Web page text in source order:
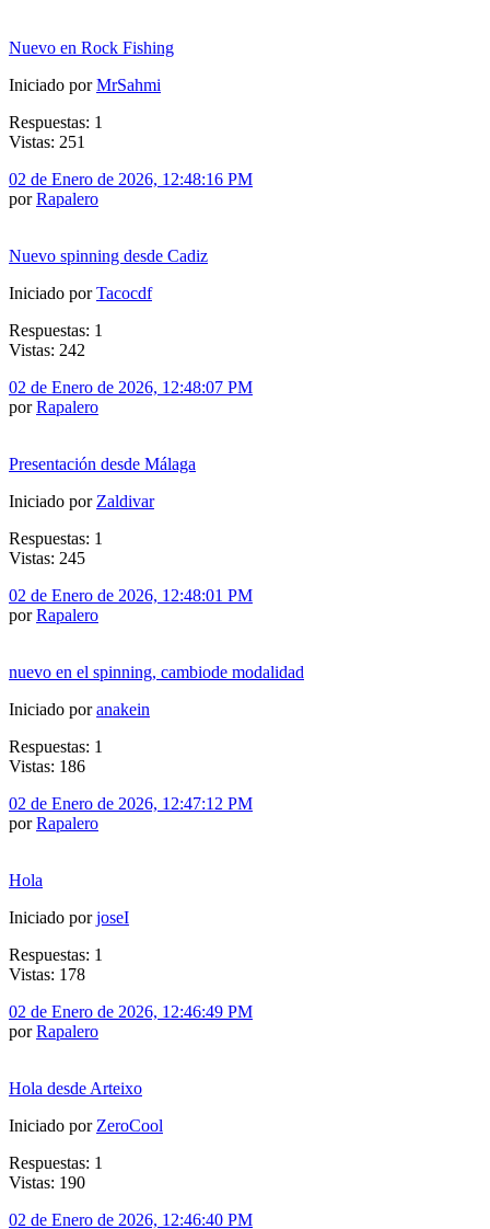
Nuevo en Rock Fishing
Iniciado porMrSahmi
Respuestas: 1
Vistas: 251
02 de Enero de 2026, 12:48:16 PM
porRapalero
Nuevo spinning desde Cadiz
Iniciado porTacocdf
Respuestas: 1
Vistas: 242
02 de Enero de 2026, 12:48:07 PM
porRapalero
Presentación desde Málaga
Iniciado por Zaldivar
Respuestas: 1
Vistas: 245
02 de Enero de 2026, 12:48:01 PM
porRapalero
nuevo en el spinning, cambiode modalidad
Iniciado poranakein
Respuestas: 1
Vistas: 186
02 de Enero de 2026, 12:47:12 PM
porRapalero
Hola
Iniciado porjoseI
Respuestas: 1
Vistas: 178
02 de Enero de 2026, 12:46:49 PM
porRapalero
Hola desde Arteixo
Iniciado por ZeroCool
Respuestas: 1
Vistas: 190
02 de Enero de 2026, 12:46:40 PM